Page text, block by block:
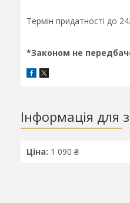
Термін придатності до
*Законом не
Інформація для
Ціна: 1 090 ₴